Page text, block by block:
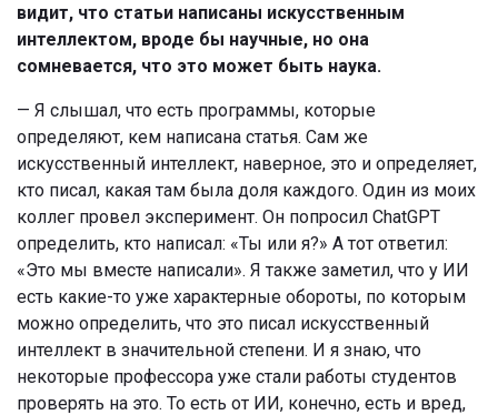
видит, что статьи написаны искусственным
интеллектом, вроде бы научные, но она
сомневается, что это может быть наука.
— Я слышал, что есть программы, которые
определяют, кем написана статья. Сам же
искусственный интеллект, наверное, это и определяет,
кто писал, какая там была доля каждого. Один из моих
коллег провел эксперимент. Он попросил ChatGPT
определить, кто написал: «Ты или я?» А тот ответил:
«Это мы вместе написали». Я также заметил, что у ИИ
есть какие-то уже характерные обороты, по которым
можно определить, что это писал искусственный
интеллект в значительной степени. И я знаю, что
некоторые профессора уже стали работы студентов
проверять на это. То есть от ИИ, конечно, есть и вред,